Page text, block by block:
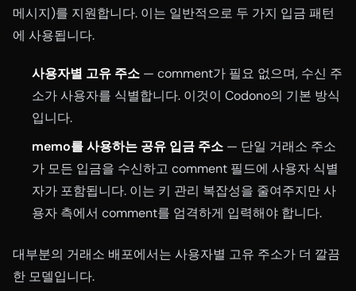
메시지)를 지원합니다. 이는 일반적으로 두 가지 입금 패턴
에 사용됩니다.
사용자별 고유 주소 — comment가 필요 없으며, 수신 주
소가 사용자를 식별합니다. 이것이 Codono의 기본 방식
입니다.
memo를 사용하는 공유 입금 주소 — 단일 거래소 주소
가 모든 입금을 수신하고 comment 필드에 사용자 식별
자가 포함됩니다. 이는 키 관리 복잡성을 줄여주지만 사
용자 측에서 comment를 엄격하게 입력해야 합니다.
대부분의 거래소 배포에서는 사용자별 고유 주소가 더 깔끔
한 모델입니다.